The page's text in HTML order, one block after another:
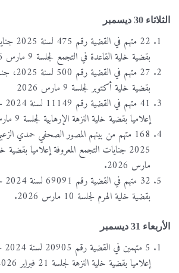
الثلاثاء 30 ديسمبر
22
بقضية خلية القاعدة في التجمع لجلسة 9 مارس 2026
27 متهم
بقضية خلية أكتوبر لجلسة 9 مارس 2026
إعلاميا بقضية خلية النزهة الإرهابية لجلسة 9 مارس 2026
مارس 2026.
بقضية خلية الهرم لجلسة 10 مارس 2026.
الأربعاء 31 ديسمبر
إعلاميا بقضية خلية النزهة لجلسة 21 فبراير 2026.